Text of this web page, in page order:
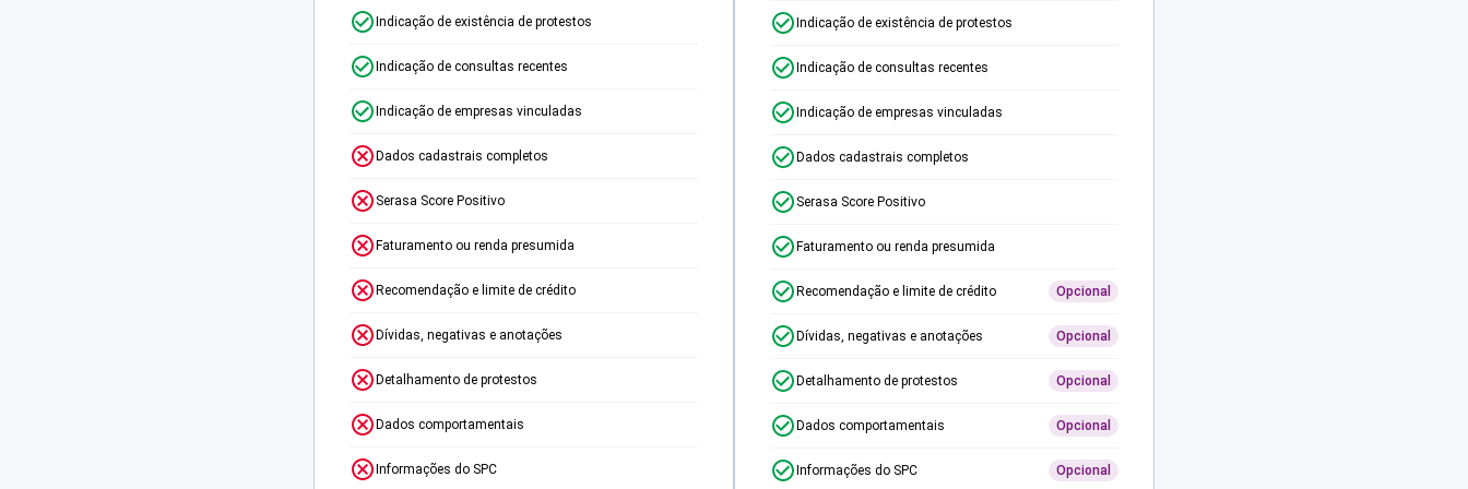
Indicação de existência de protestos
Indicação de consultas recentes
Indicação de empresas vinculadas
Dados cadastrais completos
Serasa Score Positivo
Faturamento ou renda presumida
Recomendação e limite de crédito
Dívidas, negativas e anotações
Detalhamento de protestos
Dados comportamentais
Informações do SPC
Indicação de existência de protestos
Indicação de consultas recentes
Indicação de empresas vinculadas
Dados cadastrais completos
Serasa Score Positivo
Faturamento ou renda presumida
Recomendação e limite de crédito Opcional
Dívidas, negativas e anotações Opcional
Detalhamento de protestos Opcional
Dados comportamentais Opcional
Informações do SPC Opcional